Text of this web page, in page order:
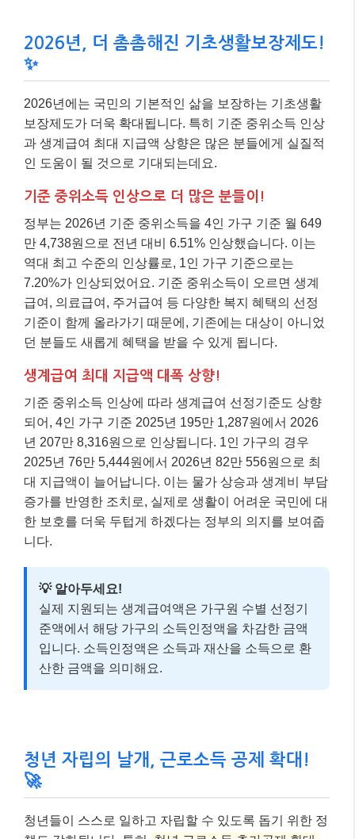
2026년, 더 촘촘해진 기초생활보장제도!
✨
2026년에는 국민의 기본적인 삶을 보장하는 기초생활
보장제도가 더욱 확대됩니다. 특히 기준 중위소득 인상
과 생계급여 최대 지급액 상향은 많은 분들에게 실질적
인 도움이 될 것으로 기대되는데요.
기준 중위소득 인상으로 더 많은 분들이!
정부는 2026년 기준 중위소득을 4인 가구 기준 월 649
만 4,738원으로 전년 대비 6.51% 인상했습니다. 이는
역대 최고 수준의 인상률로, 1인 가구 기준으로는
7.20%가 인상되었어요. 기준 중위소득이 오르면 생계
급여, 의료급여, 주거급여 등 다양한 복지 혜택의 선정
기준이 함께 올라가기 때문에, 기존에는 대상이 아니었
던 분들도 새롭게 혜택을 받을 수 있게 됩니다.
생계급여 최대 지급액 대폭 상향!
기준 중위소득 인상에 따라 생계급여 선정기준도 상향
되어, 4인 가구 기준 2025년 195만 1,287원에서 2026
년 207만 8,316원으로 인상됩니다. 1인 가구의 경우
2025년 76만 5,444원에서 2026년 82만 556원으로 최
대 지급액이 늘어납니다. 이는 물가 상승과 생계비 부담
증가를 반영한 조치로, 실제로 생활이 어려운 국민에 대
한 보호를 더욱 두텁게 하겠다는 정부의 의지를 보여줍
니다.
💡 알아두세요!
실제 지원되는 생계급여액은 가구원 수별 선정기
준액에서 해당 가구의 소득인정액을 차감한 금액
입니다. 소득인정액은 소득과 재산을 소득으로 환
산한 금액을 의미해요.
청년 자립의 날개, 근로소득 공제 확대!
🚀
청년들이 스스로 일하고 자립할 수 있도록 돕기 위한 정